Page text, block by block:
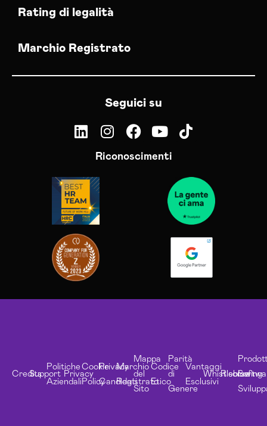
Rating di legalità
Marchio Registrato
Seguici su
Riconoscimenti
CreditsSupport
Politiche
Aziendali
Privacy
Cookie
Policy
Privacy
Candidati
Marchio
Registrato
Mappa
del
Sito
Codice
Etico
Parità
di
Genere
Vantaggi
Esclusivi
Whistleblowing
Risorse